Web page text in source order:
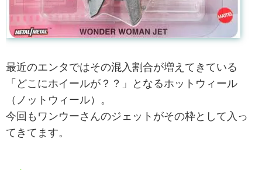
最近のエンタではその混入割合が増えてきている
「どこにホイールが？？」となるホットウィール
（ノットウィール）。
今回もワンウーさんのジェットがその枠として入っ
てきてます。